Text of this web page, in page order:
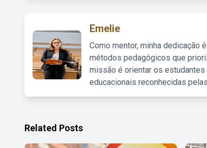
Emelie
Como mentor, minha dedicação
métodos pedagógicos que
missão é orientar os estudantes
educacionais reconhecidas
Related Posts